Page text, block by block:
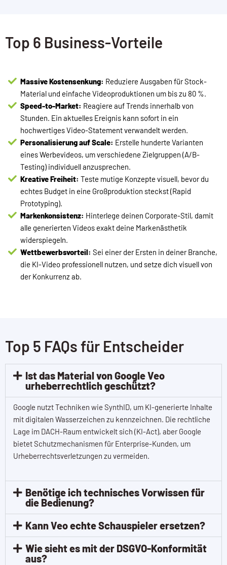
Top 6 Business-Vorteile
Massive Kostensenkung: Reduziere Ausgaben für Stock-
Material und einfache Videoproduktionen um bis zu 80 %.
Speed-to-Market: Reagiere auf Trends innerhalb von
Stunden. Ein aktuelles Ereignis kann sofort in ein
hochwertiges Video-Statement verwandelt werden.
Personalisierung auf Scale: Erstelle hunderte Varianten
eines Werbevideos, um verschiedene Zielgruppen (A/B-
Testing) individuell anzusprechen.
Kreative Freiheit: Teste mutige Konzepte visuell, bevor du
echtes Budget in eine Großproduktion steckst (Rapid
Prototyping).
Markenkonsistenz: Hinterlege deinen Corporate-Stil, damit
alle generierten Videos exakt deine Markenästhetik
widerspiegeln.
Wettbewerbsvorteil: Sei einer der Ersten in deiner Branche,
die KI-Video professionell nutzen, und setze dich visuell von
der Konkurrenz ab.
Top 5 FAQs für Entscheider
Ist das Material von Google Veo
urheberrechtlich geschützt?
Google nutzt Techniken wie SynthID, um KI-generierte Inhalte
mit digitalen Wasserzeichen zu kennzeichnen. Die rechtliche
Lage im DACH-Raum entwickelt sich (KI-Act), aber Google
bietet Schutzmechanismen für Enterprise-Kunden, um
Urheberrechtsverletzungen zu vermeiden.
Benötige ich technisches Vorwissen für
die Bedienung?
Kann Veo echte Schauspieler ersetzen?
Wie sieht es mit der DSGVO-Konformität
aus?